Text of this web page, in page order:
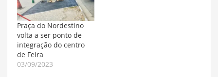
Praça do Nordestino
volta a ser ponto de
integração do centro
de Feira
03/09/2023